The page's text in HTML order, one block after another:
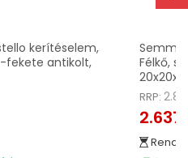
kerítéselem,
fekete antikolt,
Félkő,
RRP:
2.637